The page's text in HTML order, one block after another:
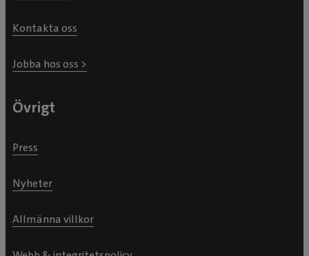
Kontakta oss
Jobba hos oss >
Övrigt
Press
Nyheter
Allmänna villkor